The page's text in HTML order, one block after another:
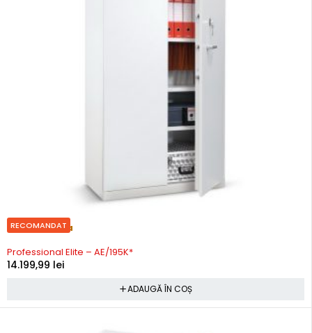
RECOMANDAT
Precomanda
Professional Elite – AE/195K*
14.199,99 lei
ADAUGĂ ÎN COȘ